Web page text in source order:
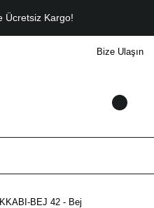
Ücretsiz Kargo!
Bize Ulaşın